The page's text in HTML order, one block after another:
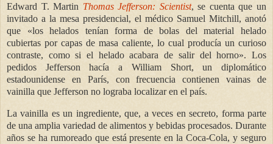
Edward T. Martin Thomas Jefferson: Scientist, se cuenta que un
invitado a la mesa presidencial, el médico Samuel Mitchill, anotó
que «los helados tenían forma de bolas del material helado
cubiertas por capas de masa caliente, lo cual producía un curioso
contraste, como si el helado acabara de salir del horno». Los
pedidos Jefferson hacía a William Short, un diplomático
estadounidense en París, con frecuencia contienen vainas de
vainilla que Jefferson no lograba localizar en el país.
La vainilla es un ingrediente, que, a veces en secreto, forma parte
de una amplia variedad de alimentos y bebidas procesados. Durante
años se ha rumoreado que está presente en la Coca-Cola, y seguro